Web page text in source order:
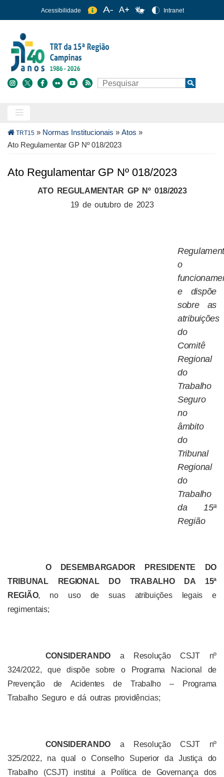
para
conteúdo
principal
Acessibilidade Intranet
Buscar Search
Trilha
de
TRT15 » Normas Institucionais » Atos »
Ato Regulamentar GP Nº 018/2023
Ato Regulamentar GP Nº 018/2023
ATO REGULAMENTAR GP Nº 018/2023
19 de outubro de 2023
o
e dispõe
sobre as
atribuições
do
Comitê
Regional
do
Trabalho
Seguro
no
âmbito
do
Tribunal
Regional
do
Trabalho
da 15ª
Região
O DESEMBARGADOR PRESIDENTE DO
TRIBUNAL REGIONAL DO TRABALHO DA 15ª
REGIÃO, no uso de suas atribuições legais e
regimentais;
CONSIDERANDO a Resolução CSJT nº
324/2022, que dispõe sobre o Programa Nacional de
Prevenção de Acidentes de Trabalho – Programa
Trabalho Seguro e dá outras providências;
CONSIDERANDO a Resolução CSJT nº
325/2022, na qual oConselho Superior da Justiça do
Trabalho (CSJT) institui a Política de Governança dos